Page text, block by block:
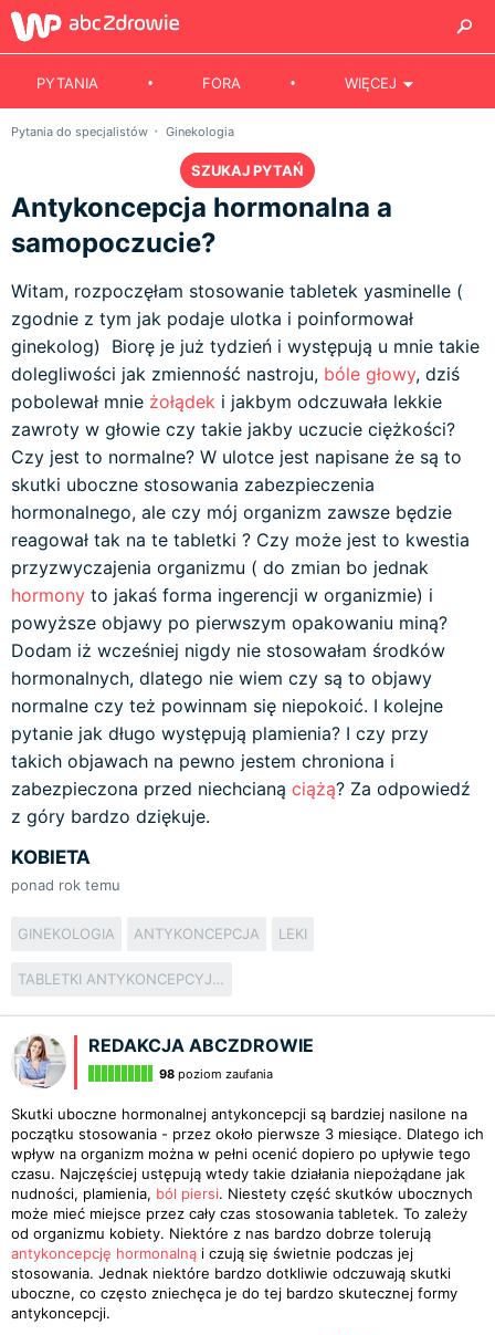
PYTANIA FORA WIĘCEJ
Pytania do specjalistów Ginekologia
SZUKAJ PYTAŃ
Antykoncepcja hormonalna a
samopoczucie?
Witam, rozpoczęłam stosowanie tabletek yasminelle (
zgodnie z tym jak podaje ulotka i poinformował
ginekolog) Biorę je już tydzień i występują u mnie takie
dolegliwości jak zmienność nastroju, bóle głowy, dziś
pobolewał mnie żołądek i jakbym odczuwała lekkie
zawroty w głowie czy takie jakby uczucie ciężkości?
Czy jest to normalne? W ulotce jest napisane że są to
skutki uboczne stosowania zabezpieczenia
hormonalnego, ale czy mój organizm zawsze będzie
reagował tak na te tabletki ? Czy może jest to kwestia
przyzwyczajenia organizmu ( do zmian bo jednak
hormony to jakaś forma ingerencji w organizmie) i
powyższe objawy po pierwszym opakowaniu miną?
Dodam iż wcześniej nigdy nie stosowałam środków
hormonalnych, dlatego nie wiem czy są to objawy
normalne czy też powinnam się niepokoić. I kolejne
pytanie jak długo występują plamienia? I czy przy
takich objawach na pewno jestem chroniona i
zabezpieczona przed niechcianą ciążą? Za odpowiedź
z góry bardzo dziękuje.
KOBIETA
ponad rok temu
GINEKOLOGIA ANTYKONCEPCJA LEKI
TABLETKI ANTYKONCEPCYJNE
REDAKCJA ABCZDROWIE
98 poziom zaufania
Skutki uboczne hormonalnej antykoncepcji są bardziej nasilone na
początku stosowania - przez około pierwsze 3 miesiące. Dlatego ich
wpływ na organizm można w pełni ocenić dopiero po upływie tego
czasu. Najczęściej ustępują wtedy takie działania niepożądane jak
nudności, plamienia, ból piersi. Niestety część skutków ubocznych
może mieć miejsce przez cały czas stosowania tabletek. To zależy
od organizmu kobiety. Niektóre z nas bardzo dobrze tolerują
antykoncepcję hormonalną i czują się świetnie podczas jej
stosowania. Jednak niektóre bardzo dotkliwie odczuwają skutki
uboczne, co często zniechęca je do tej bardzo skutecznej formy
antykoncepcji.